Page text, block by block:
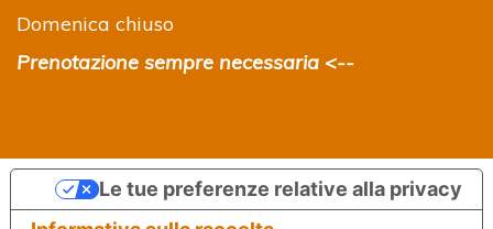
Domenica chiuso
Prenotazione sempre necessaria <--
Le tue preferenze relative alla privacy